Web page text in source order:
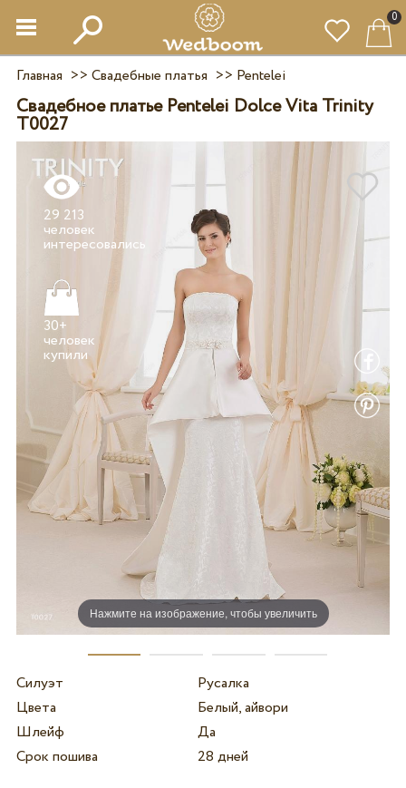
0
Главная >> Свадебные платья >> Pentelei
Свадебное платье Pentelei Dolce Vita Trinity
T0027
Нажмите на изображение, чтобы увеличить
29 213
человек
30+
человек
купили
Силуэт
Русалка
Цвета
Белый, айвори
Шлейф
Да
Срок пошива
28 дней